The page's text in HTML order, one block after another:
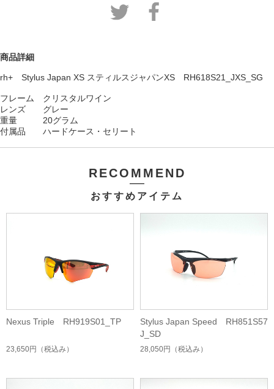
商品詳細
rh+ Stylus Japan XS スティルスジャパンXS RH618S21_JXS_SG
フレーム クリスタルワイン
レンズ グレー
重量 20グラム
付属品 ハードケース・セリート
RECOMMEND
おすすめアイテム
Nexus Triple RH919S01_TP
23,650円 （税込み）
Stylus Japan Speed RH851S57
J_SD
28,050円 （税込み）